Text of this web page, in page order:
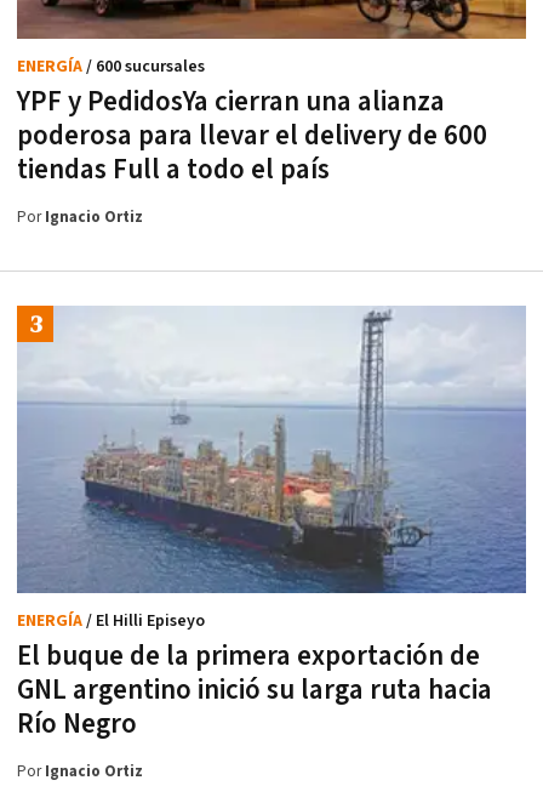
YPF y PedidosYa cierran una alianza
poderosa para llevar el delivery de 600
tiendas Full a todo el país
ENERGÍA/ 600 sucursales
PorIgnacio Ortiz
El buque de la primera exportación de
GNL argentino inició su larga ruta hacia
Río Negro
ENERGÍA/ El Hilli Episeyo
PorIgnacio Ortiz